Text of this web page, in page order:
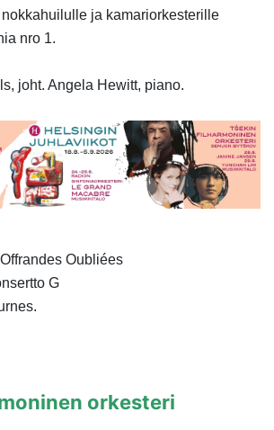
ja kamariorkesterille
nro 1.
joht. Angela Hewitt, piano.
Oubliées
G
orkesteri